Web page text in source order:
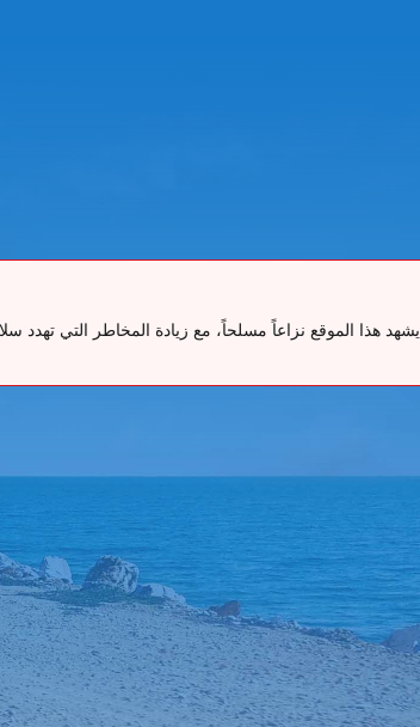
يشهد هذا الموقع نزاعاً مسلحاً، مع زيادة المخاطر التي